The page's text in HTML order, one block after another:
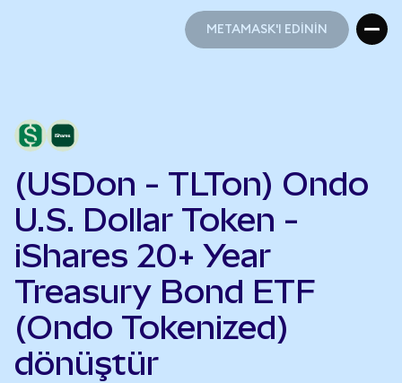
METAMASK'I EDİNİN
(USDon - TLTon) Ondo
U.S. Dollar Token -
iShares 20+ Year
Treasury Bond ETF
(Ondo Tokenized)
dönüştür